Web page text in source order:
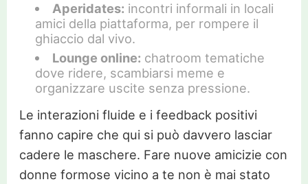
Aperidates: incontri informali in locali
amici della piattaforma, per rompere il
ghiaccio dal vivo.
Lounge online: chatroom tematiche
dove ridere, scambiarsi meme e
organizzare uscite senza pressione.
Le interazioni fluide e i feedback positivi
fanno capire che qui si può davvero lasciar
cadere le maschere. Fare nuove amicizie con
donne formose vicino a te non è mai stato